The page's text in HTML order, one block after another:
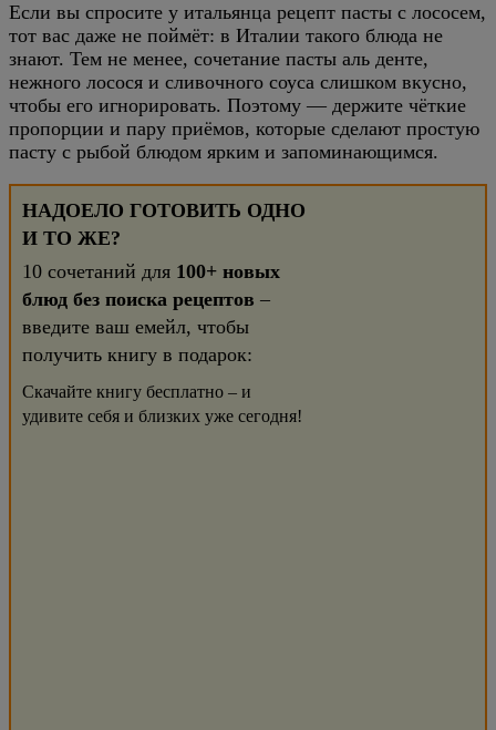
Если вы спросите у итальянца рецепт пасты с лососем,
тот вас даже не поймёт: в Италии такого блюда не
знают. Тем не менее, сочетание пасты аль денте,
нежного лосося и сливочного соуса слишком вкусно,
чтобы его игнорировать. Поэтому — держите чёткие
пропорции и пару приёмов, которые сделают простую
пасту с рыбой блюдом ярким и запоминающимся.
НАДОЕЛО ГОТОВИТЬ ОДНО
И ТО ЖЕ?
10 сочетаний для 100+ новых
блюд без поиска рецептов –
введите ваш емейл, чтобы
получить книгу в подарок:
Скачайте книгу бесплатно – и
удивите себя и близких уже сегодня!